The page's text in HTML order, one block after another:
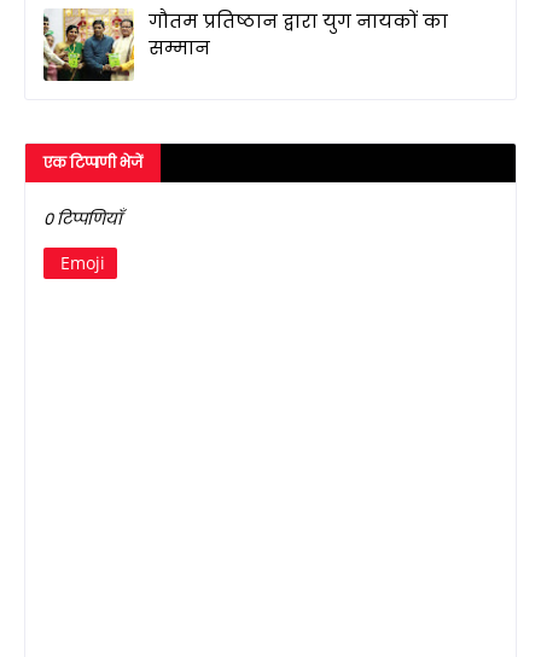
गौतम प्रतिष्ठान द्वारा युग नायकों का
सम्मान
एक टिप्पणी भेजें
0 टिप्पणियाँ
Emoji